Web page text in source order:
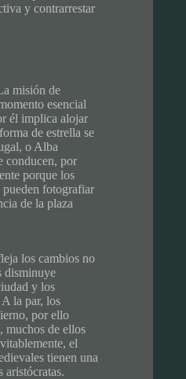
y contrarrestar
misión de
esencial
él implica alojar
de estrella se
o Alba
conducen, por
porque los
pueden fotografiar
de la plaza
los cambios no
disminuye
y los
la par, los
por ello
muchos de ellos
el
tienen una
aristócratas.